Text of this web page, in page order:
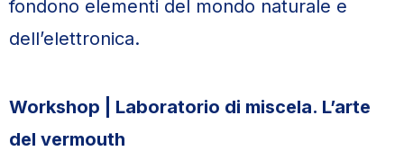
fondono elementi del mondo naturale e
dell’elettronica.
Workshop | Laboratorio di miscela. L’arte
del vermouth